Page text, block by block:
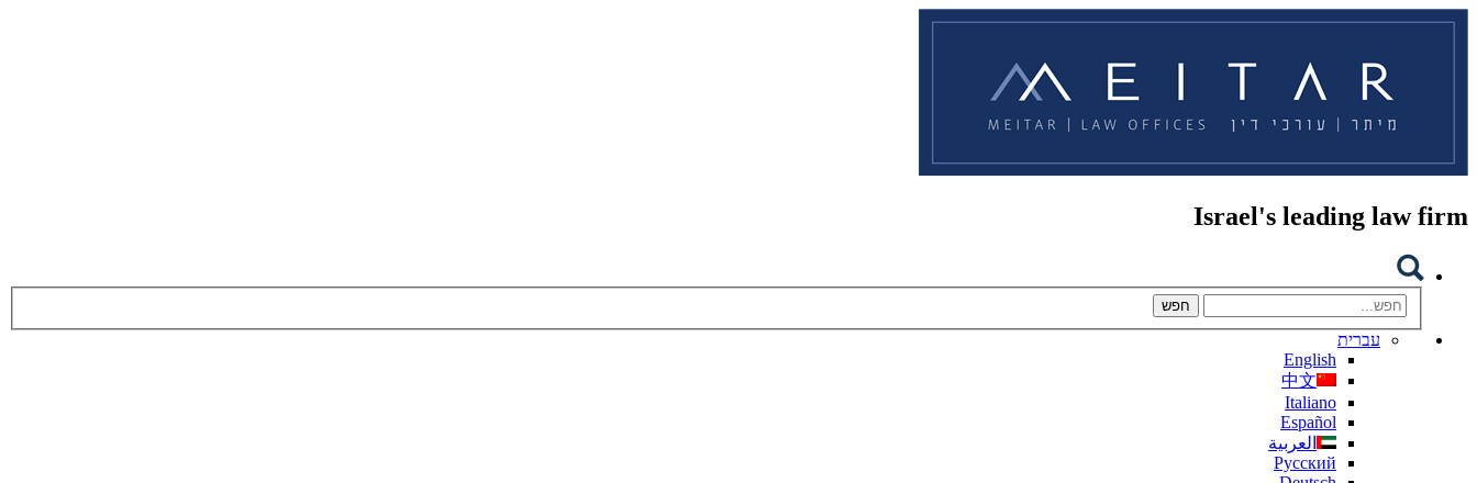
Israel's leading law firm
עברית
English
中文
Italiano
Español
العربية
Русский